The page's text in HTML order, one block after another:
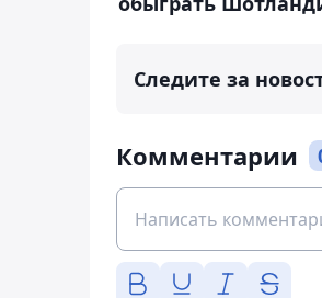
Следите за
Комментарии